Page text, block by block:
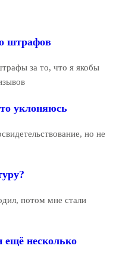
штрафов
за то, что я якобы
уклоняюсь
но не
потом мне стали
ещё несколько